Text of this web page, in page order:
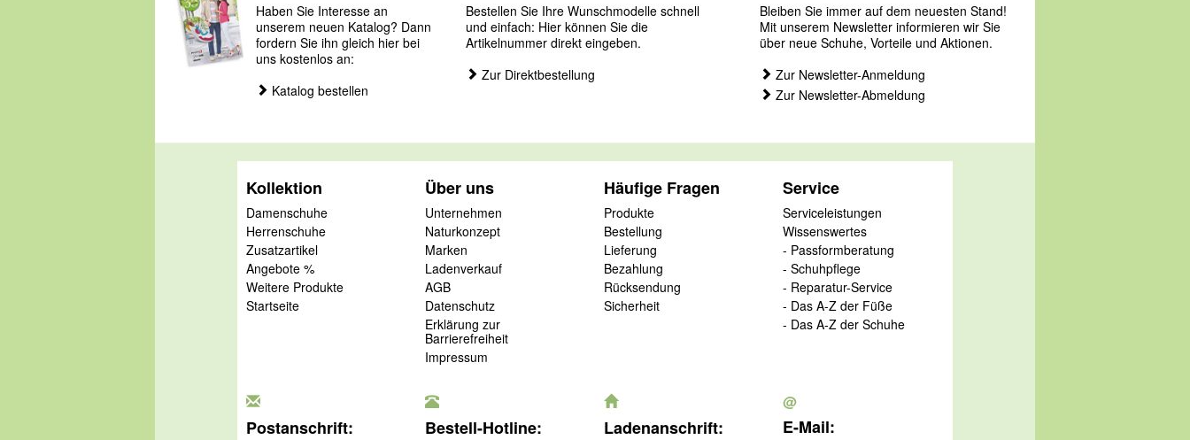
Haben Sie Interesse an
unserem neuen Katalog? Dann
fordern Sie ihn gleich hier bei
uns kostenlos an:
Katalog bestellen
Bestellen Sie Ihre Wunschmodelle schnell
und einfach: Hier können Sie die
Artikelnummer direkt eingeben.
Zur Direktbestellung
Bleiben Sie immer auf dem neuesten Stand!
Mit unserem Newsletter informieren wir Sie
über neue Schuhe, Vorteile und Aktionen.
Zur Newsletter-Anmeldung
Zur Newsletter-Abmeldung
Kollektion
Damenschuhe
Herrenschuhe
Zusatzartikel
Angebote %
Weitere Produkte
Startseite
Über uns
Unternehmen
Naturkonzept
Marken
Ladenverkauf
AGB
Datenschutz
Erklärung zur
Barrierefreiheit
Impressum
Häufige Fragen
Produkte
Bestellung
Lieferung
Bezahlung
Rücksendung
Sicherheit
Service
Serviceleistungen
Wissenswertes
- Passformberatung
- Schuhpflege
- Reparatur-Service
- Das A-Z der Füße
- Das A-Z der Schuhe
Postanschrift: Bestell-Hotline: Ladenanschrift:
@
E-Mail: